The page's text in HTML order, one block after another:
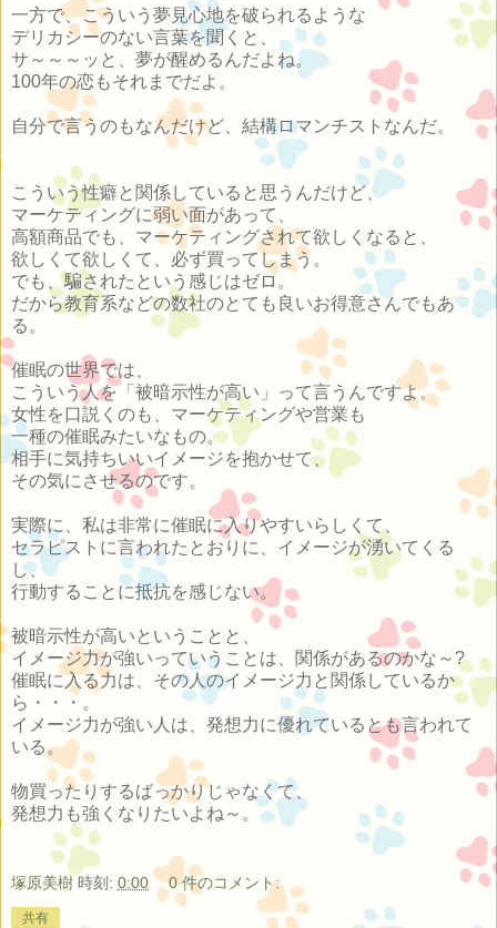
一方で、こういう夢見心地を破られるような
デリカシーのない言葉を聞くと、
サ～～～ッと、夢が醒めるんだよね。
100年の恋もそれまでだよ。
自分で言うのもなんだけど、結構ロマンチストなんだ。
こういう性癖と関係していると思うんだけど、
マーケティングに弱い面があって、
高額商品でも、マーケティングされて欲しくなると、
欲しくて欲しくて、必ず買ってしまう。
でも、騙されたという感じはゼロ。
だから教育系などの数社のとても良いお得意さんでもあ
る。
催眠の世界では、
こういう人を「被暗示性が高い」って言うんですよ。
女性を口説くのも、マーケティングや営業も
一種の催眠みたいなもの。
相手に気持ちいいイメージを抱かせて、
その気にさせるのです。
実際に、私は非常に催眠に入りやすいらしくて、
セラピストに言われたとおりに、イメージが湧いてくる
し、
行動することに抵抗を感じない。
被暗示性が高いということと、
イメージ力が強いっていうことは、関係があるのかな～?
催眠に入る力は、その人のイメージ力と関係しているか
ら・・・。
イメージ力が強い人は、発想力に優れているとも言われて
いる。
物買ったりするばっかりじゃなくて、
発想力も強くなりたいよね～。
塚原美樹 時刻: 0:00 0 件のコメント:
共有